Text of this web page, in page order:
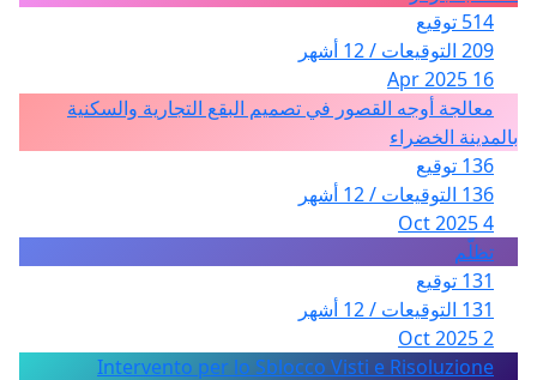
514 توقيع
209 التوقيعات / 12 أشهر
16 Apr 2025
معالجة أوجه القصور في تصميم البقع التجارية والسكنية
بالمدينة الخضراء
136 توقيع
136 التوقيعات / 12 أشهر
4 Oct 2025
تظلّم
131 توقيع
131 التوقيعات / 12 أشهر
2 Oct 2025
Intervento per lo Sblocco Visti e Risoluzione